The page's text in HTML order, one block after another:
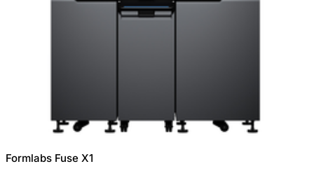
Formlabs Fuse X1